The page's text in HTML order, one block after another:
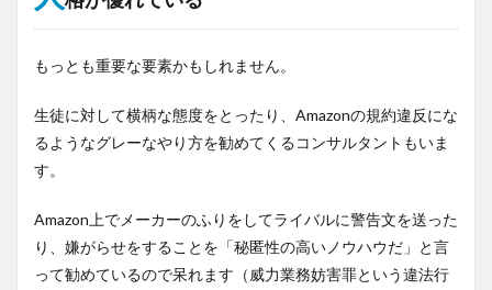
もっとも重要な要素かもしれません。
生徒に対して横柄な態度をとったり、Amazonの規約違反にな
るようなグレーなやり方を勧めてくるコンサルタントもいま
す。
Amazon上でメーカーのふりをしてライバルに警告文を送った
り、嫌がらせをすることを「秘匿性の高いノウハウだ」と言
って勧めているので呆れます（威力業務妨害罪という違法行